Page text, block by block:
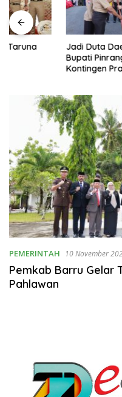
Jadi Duta Daerah di
Bupati Pinrang Minta
Kontingen Pramuka Jaga
PEMERINTAH 10 November
Pemkab Barru Gelar
Pahlawan